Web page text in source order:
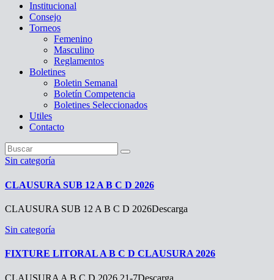
Institucional
Consejo
Torneos
Femenino
Masculino
Reglamentos
Boletines
Boletin Semanal
Boletín Competencia
Boletines Seleccionados
Utiles
Contacto
Sin categoría
CLAUSURA SUB 12 A B C D 2026
CLAUSURA SUB 12 A B C D 2026Descarga
Sin categoría
FIXTURE LITORAL A B C D CLAUSURA 2026
CLAUSURA A B C D 2026 21-7Descarga